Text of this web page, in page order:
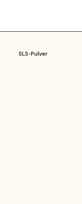
SLS-Pulver